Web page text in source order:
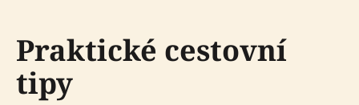
Praktické cestovní
tipy